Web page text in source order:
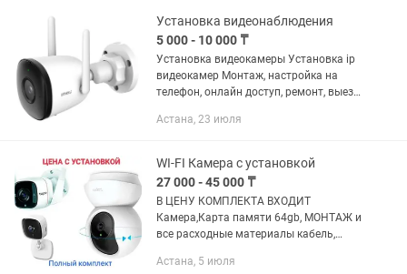
систем...
Установка видеонаблюдения
5 000 - 10 000 ₸
Установка видеокамеры Установка ip
видеокамер Монтаж, настройка на
телефон, онлайн доступ, ремонт, выезд,
образовательный центр, в квартирах, в
Астана, 23 июля
WI-FI Камера с установкой
27 000 - 45 000 ₸
В ЦЕНУ КОМПЛЕКТА ВХОДИТ
Камера,Карта памяти 64gb, МОНТАЖ и
все расходные материалы кабель,
РАЗНЫХ МОДЕЛЕЙ КАМЕР EZ-IP WI-FI
Астана, 5 июля